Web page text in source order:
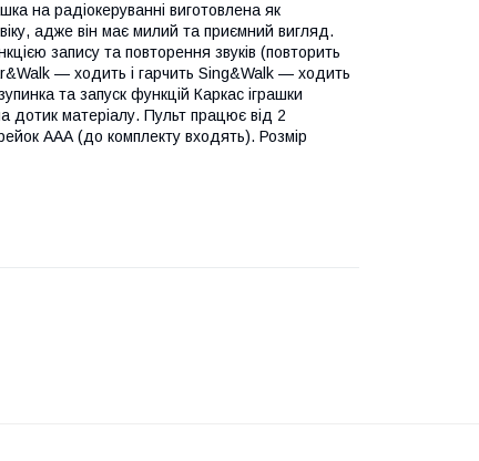
на радіокеруванні виготовлена як
адже він має милий та приємний вигляд.
запису та повторення звуків (повторить
— ходить і гарчить Sing&Walk — ходить
та запуск функцій Каркас іграшки
дотик матеріалу. Пульт працює від 2
ААА (до комплекту входять). Розмір